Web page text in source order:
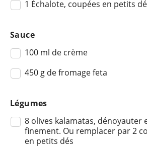
1 Échalote, coupées en petits
Sauce
100 ml de crème
450 g de fromage feta
Légumes
8 olives kalamatas, dénoyauter
finement. Ou remplacer par 2
en petits dés